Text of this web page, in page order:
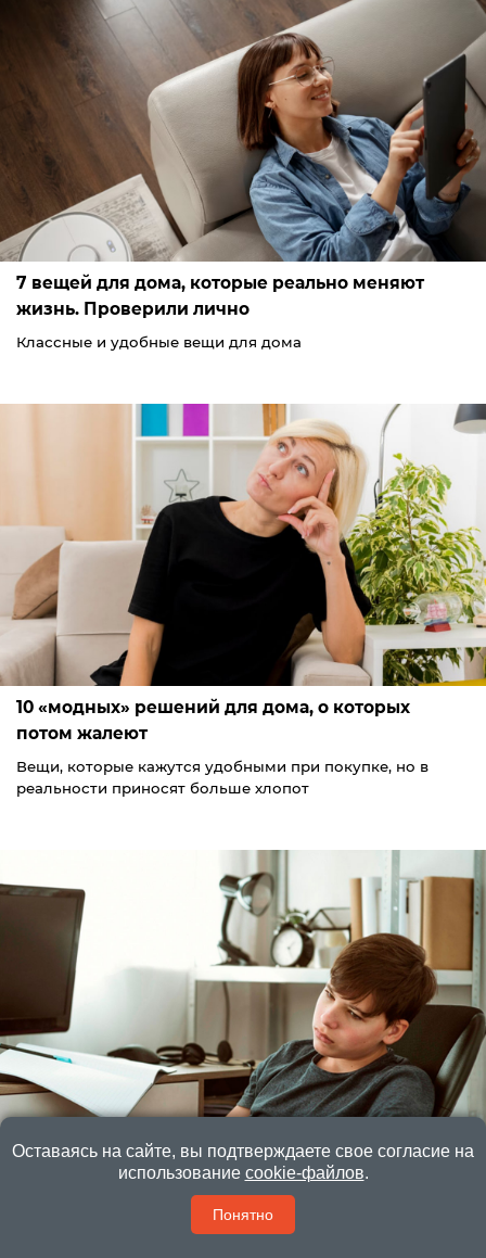
7 вещей для дома, которые реально меняют
жизнь. Проверили лично
Классные и удобные вещи для дома
10 «модных» решений для дома, о которых
потом жалеют
Вещи, которые кажутся удобными при покупке, но в
реальности приносят больше хлопот
«Мам, а это правда?» Почему дети верят
блогерам больше, чем родителям — и что с этим
Как объяснить ребёнку, чему можно верить в интернете,
Оставаясь на сайте, вы подтверждаете свое согласие на
использование cookie-файлов.
Понятно